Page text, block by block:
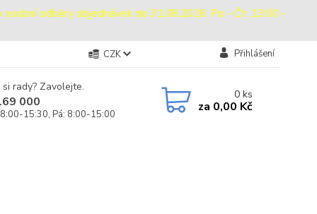
osobní odběry objednávek do 31.08.2026: Po - Čt: 13:00 -
CZK Přihlášení
rady? Zavolejte.
000
15:30, Pá: 8:00-15:00
0ks
za 0,00 Kč